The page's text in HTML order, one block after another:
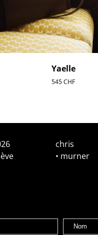
Yaelle
545CHF
chris
• murner
Nom